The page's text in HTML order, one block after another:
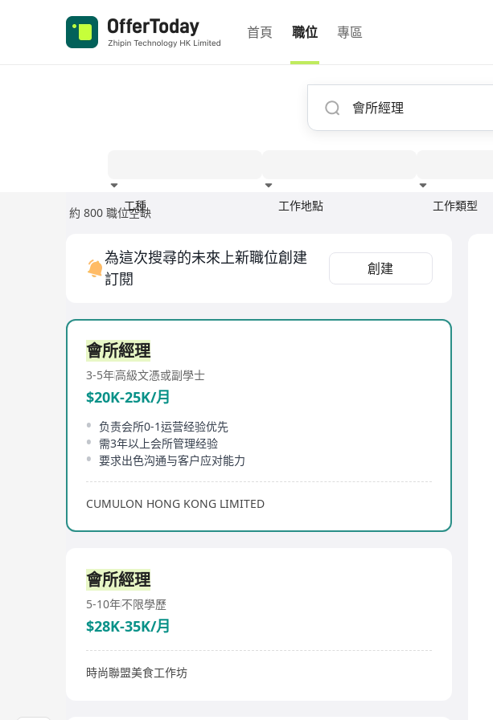
首頁 職位 專區
工種 工作地點 工作類型
約 800 職位空缺
為這次搜尋的未來上新職位創建
訂閱
創建
會所經理
3-5年高級文憑或副學士
$20K-25K/月
负责会所0-1运营经验优先
需3年以上会所管理经验
要求出色沟通与客户应对能力
CUMULON HONG KONG LIMITED
會所經理
5-10年不限學歷
$28K-35K/月
時尚聯盟美食工作坊